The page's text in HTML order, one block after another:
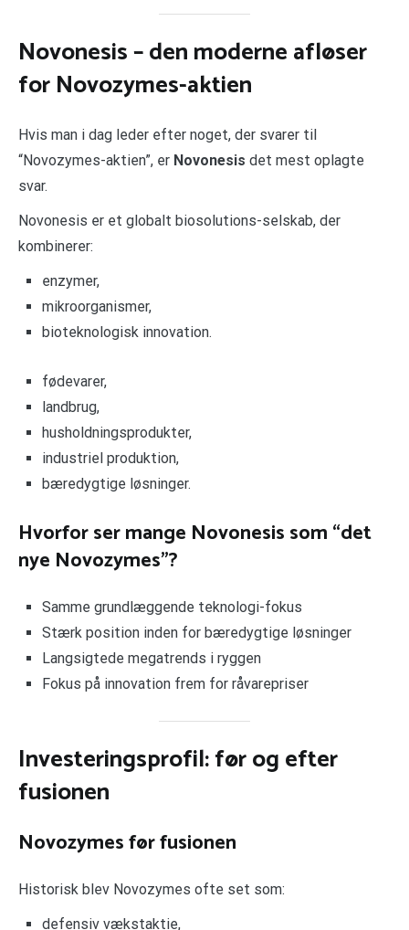
Novonesis – den moderne afløser
for Novozymes-aktien
Hvis man i dag leder efter noget, der svarer til
“Novozymes-aktien”, er Novonesis det mest oplagte
svar.
Novonesis er et globalt biosolutions-selskab, der
kombinerer:
enzymer,
mikroorganismer,
bioteknologisk innovation.
fødevarer,
landbrug,
husholdningsprodukter,
industriel produktion,
bæredygtige løsninger.
Hvorfor ser mange Novonesis som “det
nye Novozymes”?
Samme grundlæggende teknologi-fokus
Stærk position inden for bæredygtige løsninger
Langsigtede megatrends i ryggen
Fokus på innovation frem for råvarepriser
Investeringsprofil: før og efter
fusionen
Novozymes før fusionen
Historisk blev Novozymes ofte set som:
defensiv vækstaktie,